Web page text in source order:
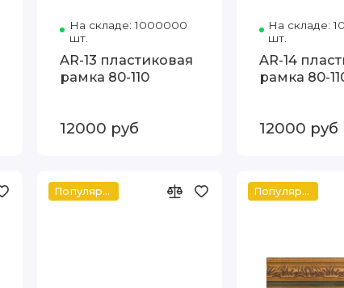
Код товара: 8402-T65 80-110 Артэ
На складе: 1000000
шт.
Код товара: 8402-D66 80-
AR-13 пластиковая
рамка 80-110
12000 руб
На складе:
шт.
AR-14
рамка 80-
12000 руб
Популярное Популярное